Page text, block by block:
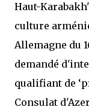
Haut-
culture
Allemagne du
demandé
qualifiant de
Consulat